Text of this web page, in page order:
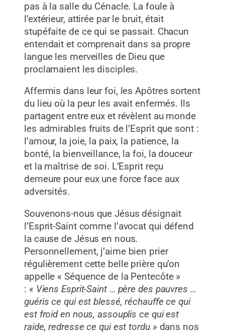
pas à la salle du Cénacle. La foule à
l’extérieur, attirée par le bruit, était
stupéfaite de ce qui se passait. Chacun
entendait et comprenait dans sa propre
langue les merveilles de Dieu que
proclamaient les disciples.
Affermis dans leur foi, les Apôtres sortent
du lieu où la peur les avait enfermés. Ils
partagent entre eux et révèlent au monde
les admirables fruits de l’Esprit que sont :
l’amour, la joie, la paix, la patience, la
bonté, la bienveillance, la foi, la douceur
et la maîtrise de soi. L’Esprit reçu
demeure pour eux une force face aux
adversités.
Souvenons-nous que Jésus désignait
l’Esprit-Saint comme l’avocat qui défend
la cause de Jésus en nous.
Personnellement, j’aime bien prier
régulièrement cette belle prière qu’on
appelle « Séquence de la Pentecôte »
: « Viens Esprit-Saint … père des pauvres …
guéris ce qui est blessé, réchauffe ce qui
est froid en nous, assouplis ce qui est
raide, redresse ce qui est tordu » dans nos